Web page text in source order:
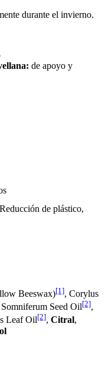
durante el invierno.
de apoyo y
de plástico,
Beeswax)[1], Corylus
Somniferum Seed Oil[2],
Leaf Oil[2], Citral,